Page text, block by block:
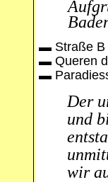
▬Straße B
▬ Queren
▬
Der
und
wir